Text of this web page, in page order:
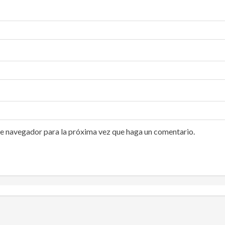
para la próxima vez que haga un comentario.